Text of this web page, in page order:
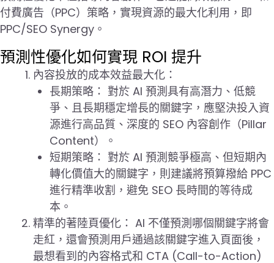
付費廣告（PPC）策略，實現資源的最大化利用，即
PPC/SEO Synergy。
預測性優化如何實現 ROI 提升
內容投放的成本效益最大化：
長期策略： 對於 AI 預測具有高潛力、低競
爭、且長期穩定增長的關鍵字，應堅決投入資
源進行高品質、深度的 SEO 內容創作（Pillar
Content）。
短期策略： 對於 AI 預測競爭極高、但短期內
轉化價值大的關鍵字，則建議將預算撥給 PPC
進行精準收割，避免 SEO 長時間的等待成
本。
精準的著陸頁優化： AI 不僅預測哪個關鍵字將會
走紅，還會預測用戶通過該關鍵字進入頁面後，
最想看到的內容格式和 CTA (Call-to-Action)